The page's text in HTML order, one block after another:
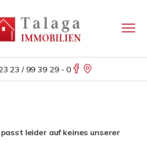
23 / 99 39 29 - 0
leider auf keines unserer